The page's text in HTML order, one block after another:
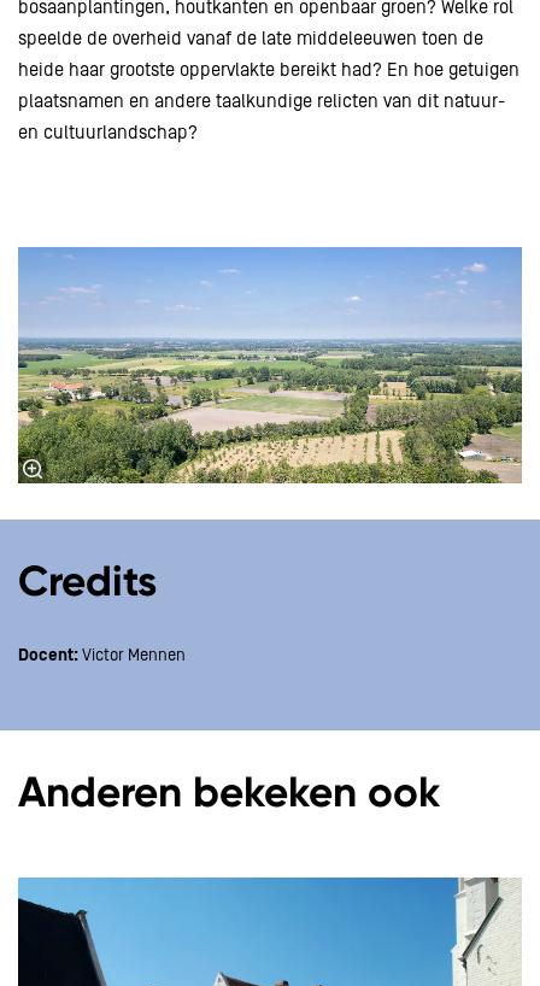
bosaanplantingen, houtkanten en openbaar groen? Welke rol
speelde de overheid vanaf de late middeleeuwen toen de
heide haar grootste oppervlakte bereikt had? En hoe getuigen
plaatsnamen en andere taalkundige relicten van dit natuur-
en cultuurlandschap?
Credits
Docent:Victor Mennen
Anderen bekeken ook